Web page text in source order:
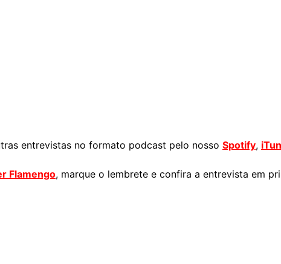
entrevistas no formato podcast pelo nosso Spotify,
Flamengo, marque o lembrete e confira a entrevista em